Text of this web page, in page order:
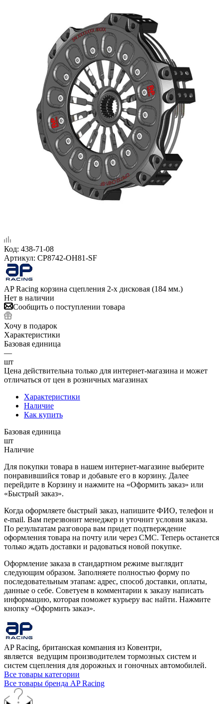
Код: 438-71-08
Артикул: CP8742-OH81-SF
AP Racing корзина сцепления 2-х дисковая (184 мм.)
Нет в наличии
Сообщить о поступлении товара
Хочу в подарок
Характеристики
Базовая единица
—
шт
Цена действительна только для интернет-магазина и может
отличаться от цен в розничных магазинах
Характеристики
Наличие
Как купить
Базовая единица
шт
Наличие
Для покупки товара в нашем интернет-магазине выберите
понравившийся товар и добавьте его в корзину. Далее
перейдите в Корзину и нажмите на «Оформить заказ» или
«Быстрый заказ».
Когда оформляете быстрый заказ, напишите ФИО, телефон и
e-mail. Вам перезвонит менеджер и уточнит условия заказа.
По результатам разговора вам придет подтверждение
оформления товара на почту или через СМС. Теперь останется
только ждать доставки и радоваться новой покупке.
Оформление заказа в стандартном режиме выглядит
следующим образом. Заполняете полностью форму по
последовательным этапам: адрес, способ доставки, оплаты,
данные о себе. Советуем в комментарии к заказу написать
информацию, которая поможет курьеру вас найти. Нажмите
кнопку «Оформить заказ».
AP Racing, британская компания из Ковентри,
является ведущим производителем тормозных систем и
систем сцепления для дорожных и гоночных автомобилей.
Все товары категории
Все товары бренда AP Racing